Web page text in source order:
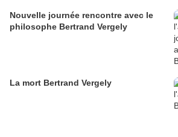
Nouvelle journée rencontre avec le
philosophe Bertrand Vergely
La mort Bertrand Vergely